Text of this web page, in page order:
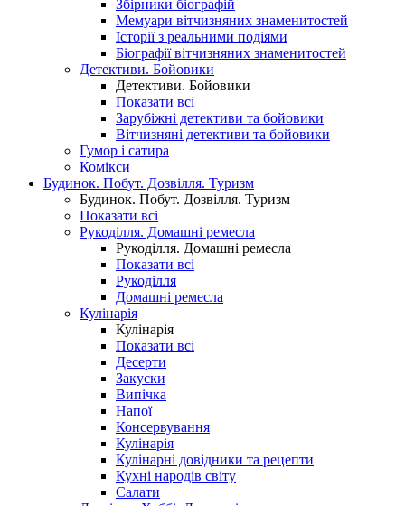
Збірники біографій
Мемуари вітчизняних знаменитостей
Історії з реальними подіями
Біографії вітчизняних знаменитостей
Детективи. Бойовики
Детективи. Бойовики
Показати всі
Зарубіжні детективи та бойовики
Вітчизняні детективи та бойовики
Гумор і сатира
Комікси
Будинок. Побут. Дозвілля. Туризм
Будинок. Побут. Дозвілля. Туризм
Показати всі
Рукоділля. Домашні ремесла
Рукоділля. Домашні ремесла
Показати всі
Рукоділля
Домашні ремесла
Кулінарія
Кулінарія
Показати всі
Десерти
Закуски
Випічка
Напої
Консервування
Кулінарія
Кулінарні довідники та рецепти
Кухні народів світу
Салати